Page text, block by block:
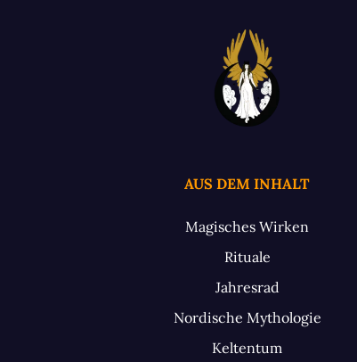
AUS DEM INHALT
Magisches Wirken
Rituale
Jahresrad
Nordische Mythologie
Keltentum